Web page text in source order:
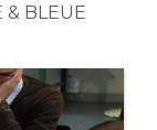
& BLEUE